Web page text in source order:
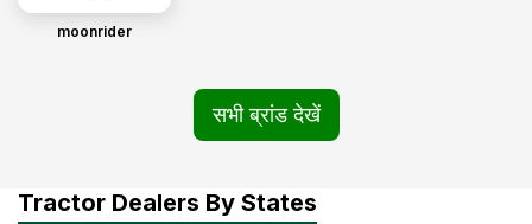
moonrider
सभी ब्रांड देखें
Tractor Dealers By States